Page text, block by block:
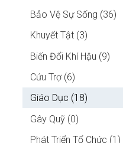
Bảo Vệ Sự Sống (36)
Khuyết Tật (3)
Biến Đổi Khí Hậu (9)
Cứu Trợ (6)
Giáo Dục (18)
Gây Quỹ (0)
Phát Triển Tổ Chức (1)